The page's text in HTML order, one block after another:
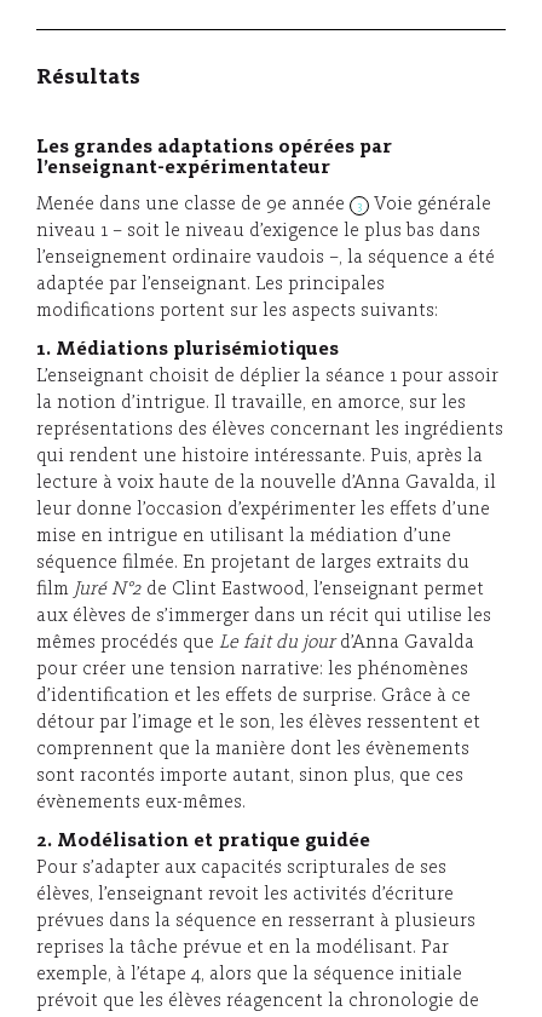
Résultats
Les grandes adaptations opérées par
l’enseignant-expérimentateur
Menée dans une classe de 9e année
3
Voie générale
niveau 1 – soit le niveau d’exigence le plus bas dans
l’enseignement ordinaire vaudois –, la séquence a été
adaptée par l’enseignant. Les principales
modifications portent sur les aspects suivants:
1. Médiations plurisémiotiques
L’enseignant choisit de déplier la séance 1 pour assoir
la notion d’intrigue. Il travaille, en amorce, sur les
représentations des élèves concernant les ingrédients
qui rendent une histoire intéressante. Puis, après la
lecture à voix haute de la nouvelle d’Anna Gavalda, il
leur donne l’occasion d’expérimenter les effets d’une
mise en intrigue en utilisant la médiation d’une
séquence filmée. En projetant de larges extraits du
film Juré N°2 de Clint Eastwood, l’enseignant permet
aux élèves de s’immerger dans un récit qui utilise les
mêmes procédés que Le fait du jourd’Anna Gavalda
pour créer une tension narrative: les phénomènes
d’identification et les effets de surprise. Grâce à ce
détour par l’image et le son, les élèves ressentent et
comprennent que la manière dont les évènements
sont racontés importe autant, sinon plus, que ces
évènements eux-mêmes.
2. Modélisation et pratique guidée
Pour s’adapter aux capacités scripturales de ses
élèves, l’enseignant revoit les activités d’écriture
prévues dans la séquence en resserrant à plusieurs
reprises la tâche prévue et en la modélisant. Par
exemple, à l’étape 4, alors que la séquence initiale
prévoit que les élèves réagencent la chronologie de